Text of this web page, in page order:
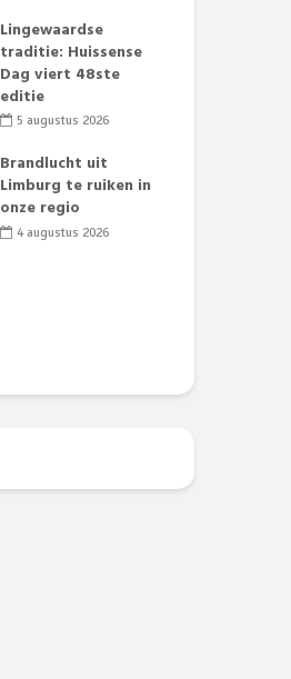
Lingewaardse
traditie: Huissense
Dag viert 48ste
editie
5 augustus 2026
Brandlucht uit
Limburg te ruiken in
onze regio
4 augustus 2026